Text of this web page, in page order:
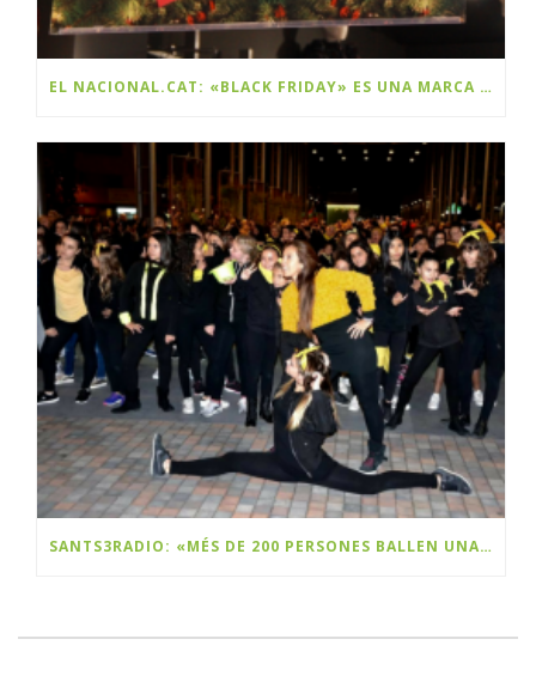
EL NACIONAL.CAT: «BLACK FRIDAY» ES UNA MARCA Y ES CATALANA
SANTS3RADIO: «MÉS DE 200 PERSONES BALLEN UNA FLASHMOB A SANTS PER CELEBRAR EL BLACK FRIDAY»